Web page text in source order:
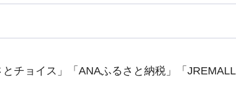
チョイス」「ANAふるさと納税」「JREMALL